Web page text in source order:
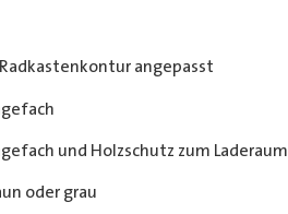
angepasst
und Holzschutz zum Laderaum
oder grau